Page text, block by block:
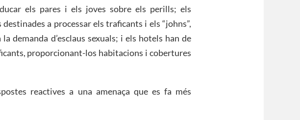
els pares i els joves sobre els perills; els
a processar els traficants i els “johns”,
demanda d’esclaus sexuals; i els hotels han de
proporcionant-los habitacions i cobertures
reactives a una amenaça que es fa més